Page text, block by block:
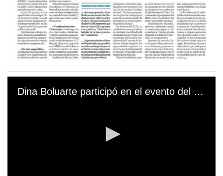
Dina Boluarte participó en el evento del partido de su hermano #VideosEC #UI